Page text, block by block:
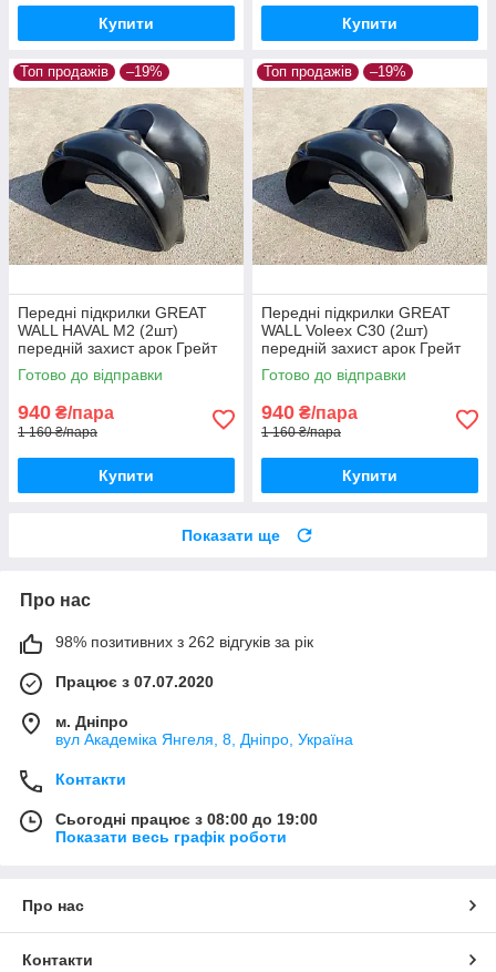
Купити Купити
Топ продажів –19%
Передні підкрилки GREAT
WALL HAVAL M2 (2шт)
передній захист арок Грейт
Вол Хавал М2 пара передніх
Готово до відправки
940 ₴/пара
1 160 ₴/пара
Купити
Топ продажів –19%
Передні підкрилки GREAT
WALL Voleex C30 (2шт)
передній захист арок Грейт
Вол Волекс С30 пара
передніх
Готово до відправки
940 ₴/пара
1 160 ₴/пара
Купити
Показати ще
Про нас
98% позитивних з 262 відгуків за рік
Працює з 07.07.2020
м. Дніпро
вул Академіка Янгеля, 8, Дніпро, Україна
Контакти
Сьогодні працює з 08:00 до 19:00
Показати весь графік роботи
Про нас
Контакти